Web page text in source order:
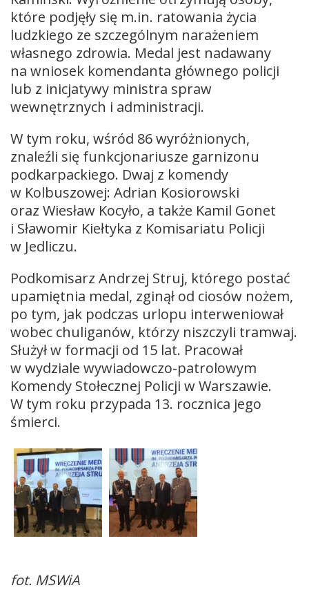
które podjęły się m.in. ratowania życia
ludzkiego ze szczególnym narażeniem
własnego zdrowia. Medal jest nadawany
na wniosek komendanta głównego policji
lub z inicjatywy ministra spraw
wewnętrznych i administracji.
W tym roku, wśród 86 wyróżnionych,
znaleźli się funkcjonariusze garnizonu
podkarpackiego. Dwaj z komendy
w Kolbuszowej: Adrian Kosiorowski
oraz Wiesław Kocyło, a także Kamil Gonet
i Sławomir Kiełtyka z Komisariatu Policji
w Jedliczu.
Podkomisarz Andrzej Struj, którego postać
upamiętnia medal, zginął od ciosów nożem,
po tym, jak podczas urlopu interweniował
wobec chuliganów, którzy niszczyli tramwaj.
Służył w formacji od 15 lat. Pracował
w wydziale wywiadowczo-patrolowym
Komendy Stołecznej Policji w Warszawie.
W tym roku przypada 13. rocznica jego
śmierci.
fot. MSWiA